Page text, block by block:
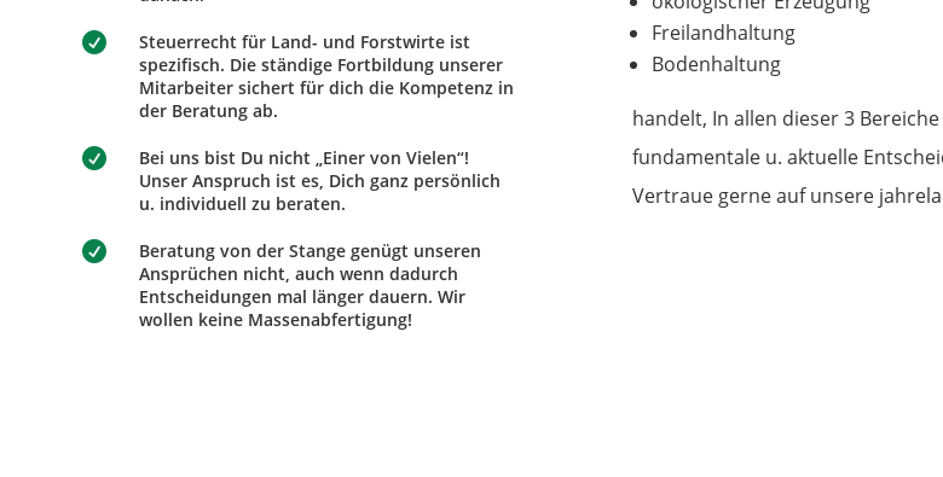

Steuerrecht für Land- und Forstwirte ist
spezifisch. Die ständige Fortbildung unserer
Mitarbeiter sichert für dich die Kompetenz in
der Beratung ab.

Bei uns bist Du nicht „Einer von Vielen“!
Unser Anspruch ist es, Dich ganz persönlich
u. individuell zu beraten.

Beratung von der Stange genügt unseren
Ansprüchen nicht, auch wenn dadurch
Entscheidungen mal länger dauern. Wir
wollen keine Massenabfertigung!
Freilandhaltung
Bodenhaltung
handelt, In allen dieser 3
fundamentale u. aktuelle
Vertraue gerne auf unsere